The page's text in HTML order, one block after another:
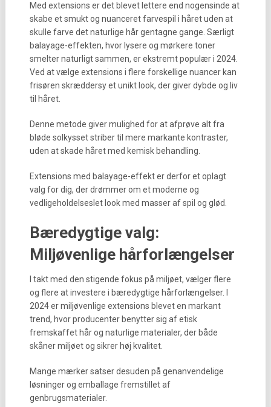
Med extensions er det blevet lettere end nogensinde at
skabe et smukt og nuanceret farvespil i håret uden at
skulle farve det naturlige hår gentagne gange. Særligt
balayage-effekten, hvor lysere og mørkere toner
smelter naturligt sammen, er ekstremt populær i 2024.
Ved at vælge extensions i flere forskellige nuancer kan
frisøren skræddersy et unikt look, der giver dybde og liv
til håret.
Denne metode giver mulighed for at afprøve alt fra
bløde solkysset striber til mere markante kontraster,
uden at skade håret med kemisk behandling.
Extensions med balayage-effekt er derfor et oplagt
valg for dig, der drømmer om et moderne og
vedligeholdelseslet look med masser af spil og glød.
Bæredygtige valg:
Miljøvenlige hårforlængelser
I takt med den stigende fokus på miljøet, vælger flere
og flere at investere i bæredygtige hårforlængelser. I
2024 er miljøvenlige extensions blevet en markant
trend, hvor producenter benytter sig af etisk
fremskaffet hår og naturlige materialer, der både
skåner miljøet og sikrer høj kvalitet.
Mange mærker satser desuden på genanvendelige
løsninger og emballage fremstillet af
genbrugsmaterialer.